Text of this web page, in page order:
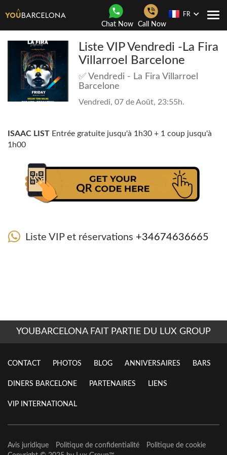
Chat Now Call Now
FR
Liste VIP Vendredi -La Fira
Villarroel Barcelone
✅ Vendredi - La Fira Villarroel
Barcelone
Vendredi, 07 de Août, 23:55h.
ISAAC LIST Entrée gratuite jusqu'à 1h30 + 1 coup jusqu'à
1h00
Liste VIP et réservations +34674636665
YOUBARCELONA FAIT PARTIE DU LUX GROUP
CONTACT PHOTOS BLOG ANNIVERSAIRES BARS
DINERS BARCELONE PARTENAIRES LIENS
VIP INTERNATIONAL
Avis juridique Politique de confidentialité
Politique de cookie